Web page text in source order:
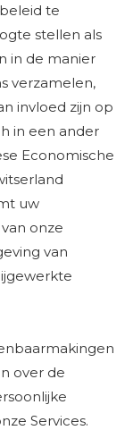
te
stellen als
in de manier
verzamelen,
invloed zijn op
in een ander
Economische
uw
onze
van
over de
Services.